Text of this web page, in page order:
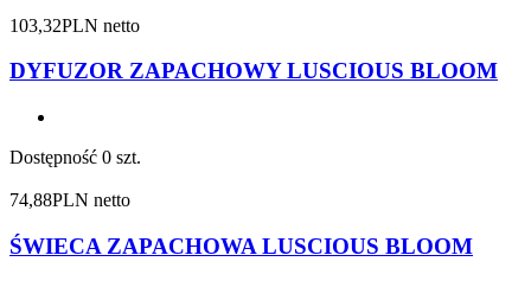
103,32PLN netto
DYFUZOR ZAPACHOWY LUSCIOUS BLOOM
Dostępność 0 szt.
74,88PLN netto
ŚWIECA ZAPACHOWA LUSCIOUS BLOOM